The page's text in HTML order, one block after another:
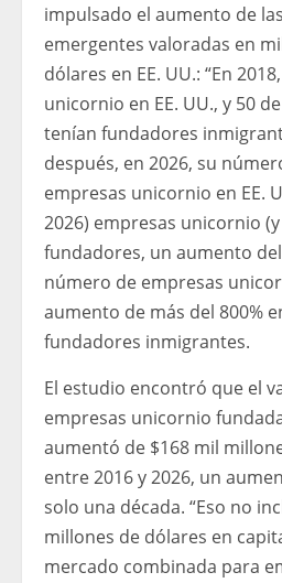
impulsado el aumento de
emergentes valoradas en
dólares en EE. UU.: “En
unicornio en EE. UU., y 50
tenían fundadores
después, en 2026, su
empresas unicornio en EE.
2026) empresas unicornio
fundadores, un aumento del
número de empresas
aumento de más del 800%
fundadores inmigrantes.
El estudio encontró que el
empresas unicornio
aumentó de $168 mil
entre 2016 y 2026, un
solo una década. “Eso no
millones de dólares en
mercado combinada para